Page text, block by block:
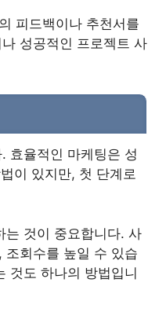
피드백이나 추천서를
성공적인 프로젝트 사
효율적인 마케팅은 성
이 있지만, 첫 단계로
는 것이 중요합니다. 사
조회수를 높일 수 있습
것도 하나의 방법입니